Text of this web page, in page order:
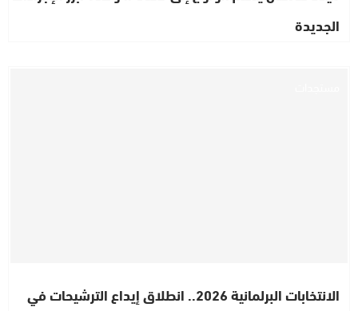
الجديدة
الانتخابات البرلمانية 2026.. انطلاق إيداع الترشيحات في